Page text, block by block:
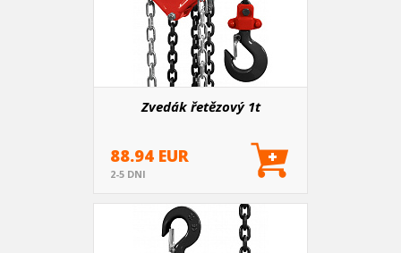
Zvedák řetězový 1t
88.94 EUR
2-5 DNI